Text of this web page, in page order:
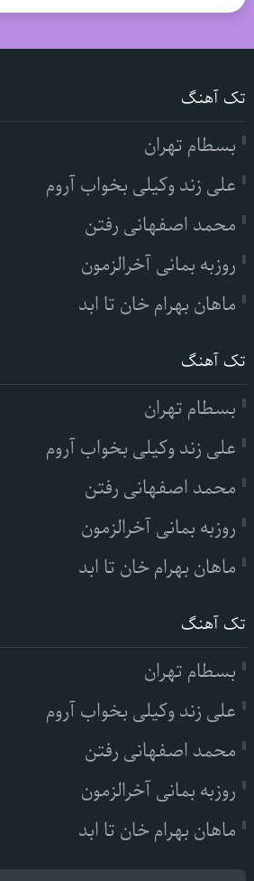
تک آهنگ
بسطام تهران
علی زند وکیلی بخواب آروم
محمد اصفهانی رفتن
روزبه بمانی آخرالزمون
ماهان بهرام خان تا ابد
تک آهنگ
بسطام تهران
علی زند وکیلی بخواب آروم
محمد اصفهانی رفتن
روزبه بمانی آخرالزمون
ماهان بهرام خان تا ابد
تک آهنگ
بسطام تهران
علی زند وکیلی بخواب آروم
محمد اصفهانی رفتن
روزبه بمانی آخرالزمون
ماهان بهرام خان تا ابد